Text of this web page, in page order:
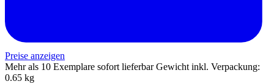
Preise anzeigen
Mehr als 10 Exemplare sofort lieferbarGewicht inkl. Verpackung:
0.65 kg